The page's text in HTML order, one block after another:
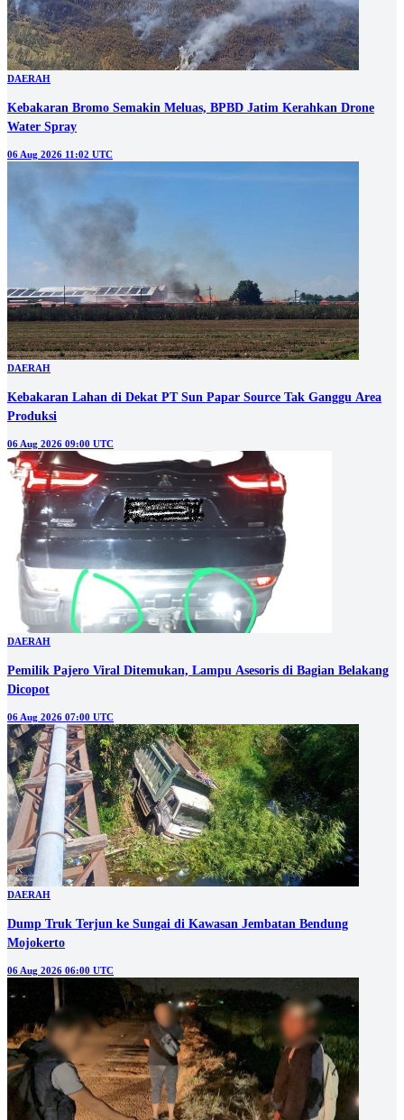
DAERAH
Kebakaran Bromo Semakin Meluas, BPBD Jatim Kerahkan Drone
Water Spray
06 Aug 2026 11:02 UTC
DAERAH
Kebakaran Lahan di Dekat PT Sun Papar Source Tak Ganggu Area
Produksi
06 Aug 2026 09:00 UTC
DAERAH
Pemilik Pajero Viral Ditemukan, Lampu Asesoris di Bagian Belakang
Dicopot
06 Aug 2026 07:00 UTC
DAERAH
Dump Truk Terjun ke Sungai di Kawasan Jembatan Bendung
Mojokerto
06 Aug 2026 06:00 UTC